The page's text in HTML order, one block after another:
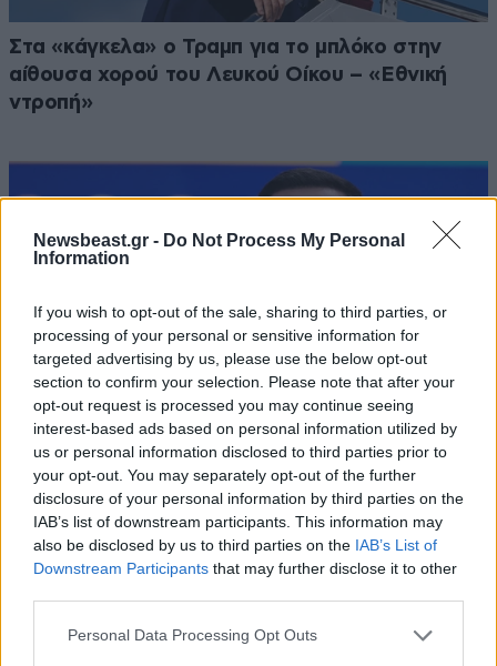
Newsbeast.gr - Do Not Process My Personal
Information
If you wish to opt-out of the sale, sharing to third parties, or
processing of your personal or sensitive information for
targeted advertising by us, please use the below opt-out
section to confirm your selection. Please note that after your
opt-out request is processed you may continue seeing
interest-based ads based on personal information utilized by
us or personal information disclosed to third parties prior to
your opt-out. You may separately opt-out of the further
disclosure of your personal information by third parties on the
IAB’s list of downstream participants. This information may
also be disclosed by us to third parties on the IAB’s List of
Downstream Participants that may further disclose it to other
Please note that this website/app uses one or more Google
Personal Data Processing Opt Outs
Στα «κάγκελα» ο Τραμπ για το μπλόκο στην
αίθουσα χορού του Λευκού Οίκου – «Εθνική
ντροπή»
Κολομβία: Ορκίστηκε ο Αμπελάρδο ντε λα
Εσπριέγια – Στο στόχαστρο αντάρτες και
ναρκωτικά